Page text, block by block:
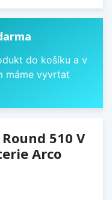
do košíku a v
máme vyvrtat
510 V
Arco